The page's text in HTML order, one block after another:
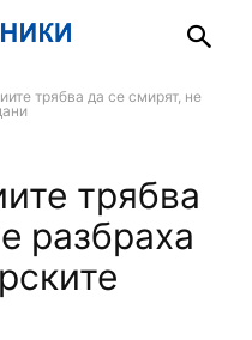
трябва да се смирят, не
трябва
разбраха